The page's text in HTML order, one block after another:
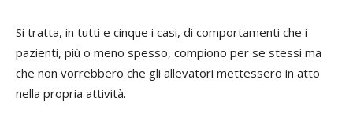
Si tratta, in tutti e cinque i casi, di comportamenti che i
pazienti, più o meno spesso, compiono per se stessi ma
che non vorrebbero che gli allevatori mettessero in atto
nella propria attività.